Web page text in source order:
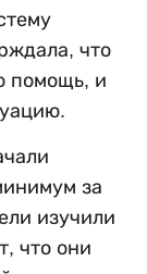
что
помощь, и
за
изучили
что они